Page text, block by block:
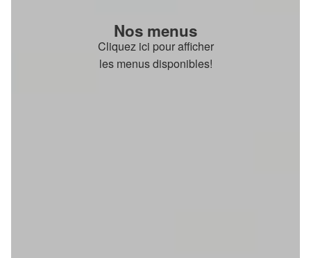
Nos menus
Cliquez ici pour afficher
les menus disponibles!